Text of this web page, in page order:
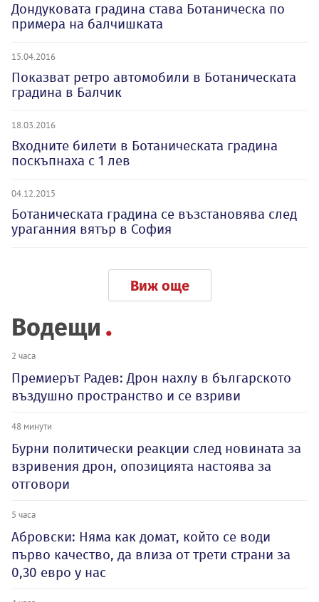
Дондуковата градина става Ботаническа по
примера на балчишката
15.04.2016
Показват ретро автомобили в Ботаническата
градина в Балчик
18.03.2016
Входните билети в Ботаническата градина
поскъпнаха с 1 лев
04.12.2015
Ботаническата градина се възстановява след
ураганния вятър в София
Виж още
Водещи
2 часа
Премиерът Радев: Дрон нахлу в българското
въздушно пространство и се взриви
48 минути
Бурни политически реакции след новината за
взривения дрон, опозицията настоява за
отговори
5 часа
Абровски: Няма как домат, който се води
първо качество, да влиза от трети страни за
0,30 евро у нас